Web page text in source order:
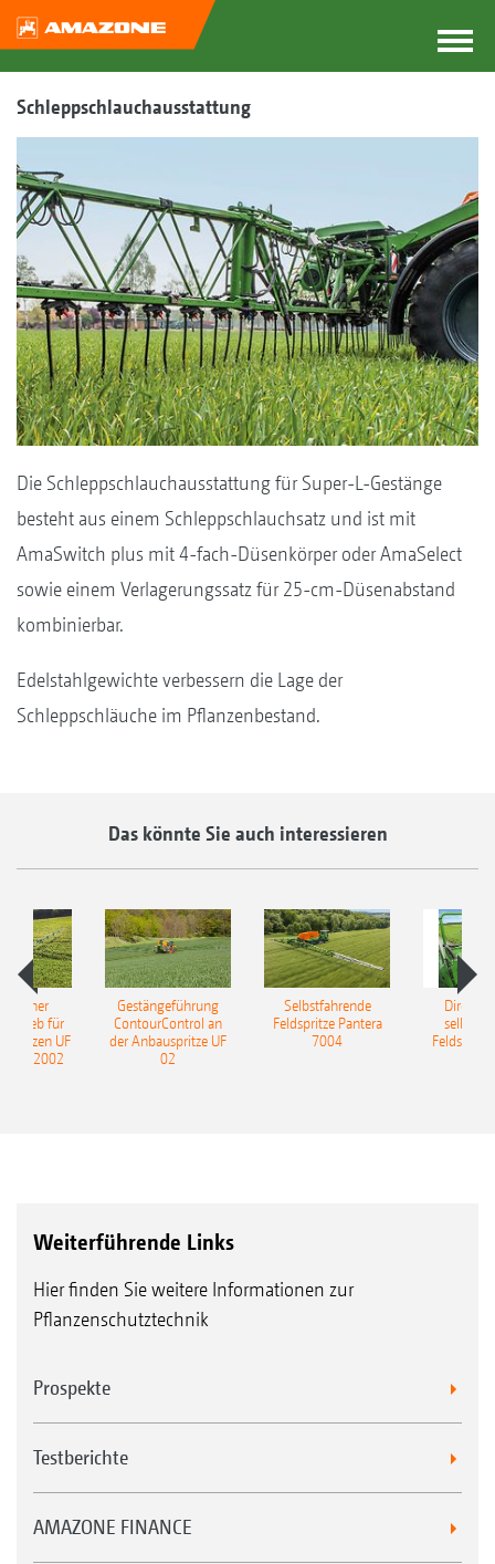
Schleppschlauchausstattung
Die Schleppschlauchausstattung für Super-L-Gestänge
besteht aus einem Schleppschlauchsatz und ist mit
AmaSwitch plus mit 4-fach-Düsenkörper oder AmaSelect
sowie einem Verlagerungssatz für 25-cm-Düsenabstand
kombinierbar.
Edelstahlgewichte verbessern die Lage der
Schleppschläuche im Pflanzenbestand.
Das könnte Sie auch interessieren
für
UF
UF 2002
Gestängeführung
ContourControl an
der Anbauspritze UF
02
Selbstfahrende
Feldspritze Pantera
7004
Weiterführende Links
Hier finden Sie weitere Informationen zur
Pflanzenschutztechnik
Prospekte
Testberichte
AMAZONE FINANCE